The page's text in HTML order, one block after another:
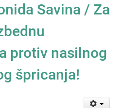
Savina / Za
protiv nasilnog
špricanja!